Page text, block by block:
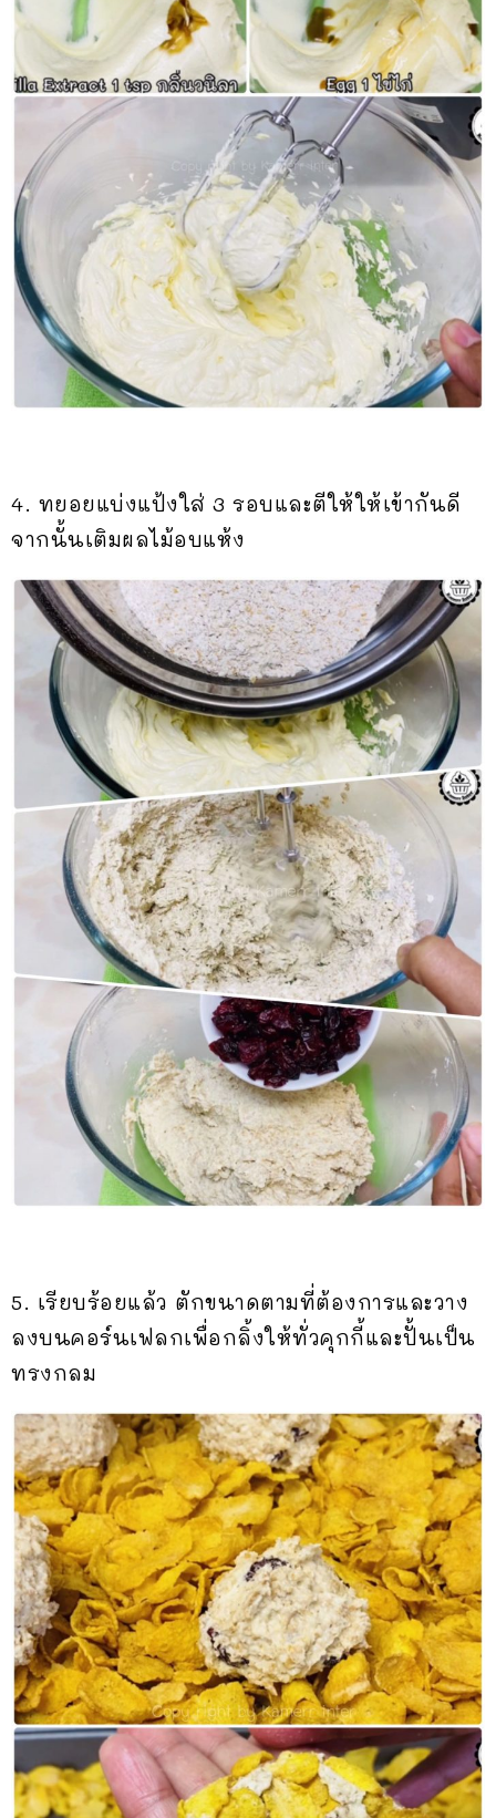
4. ทยอยแบ่งแป้งใส่ 3 รอบและตีให้ให้เข้ากันดี
จากนั้นเติมผลไม้อบแห้ง
5. เรียบร้อยแล้ว ตักขนาดตามที่ต้องการและวาง
ลงบนคอร์นเฟลกเพื่อกลิ้งให้ทั่วคุกกี้และปั้นเป็น
ทรงกลม